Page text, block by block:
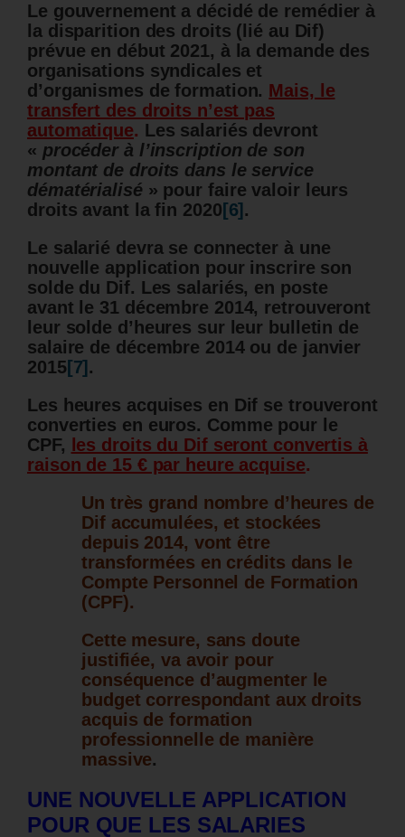
Le gouvernement a décidé de remédier à
la disparition des droits (lié au Dif)
prévue en début 2021, à la demande des
organisations syndicales et
d’organismes de formation. Mais, le
transfert des droits n’est pas
automatique. Les salariés devront
« procéder à l’inscription de son
montant de droits dans le service
dématérialisé » pour faire valoir leurs
droits avant la fin 2020 [6] .
Le salarié devra se connecter à une
nouvelle application pour inscrire son
solde du Dif. Les salariés, en poste
avant le 31 décembre 2014, retrouveront
leur solde d’heures sur leur bulletin de
salaire de décembre 2014 ou de janvier
2015 [7] .
Les heures acquises en Dif se trouveront
converties en euros. Comme pour le
CPF,
les droits du Dif seront convertis à
raison de 15 € par heure acquise.
Un très grand nombre d’heures de
Dif accumulées, et stockées
depuis 2014, vont être
transformées en crédits dans le
Compte Personnel de Formation
(CPF).
Cette mesure, sans doute
justifiée, va avoir pour
conséquence d’augmenter le
budget correspondant aux droits
acquis de formation
professionnelle de manière
massive.
UNE NOUVELLE APPLICATION
POUR QUE LES SALARIES